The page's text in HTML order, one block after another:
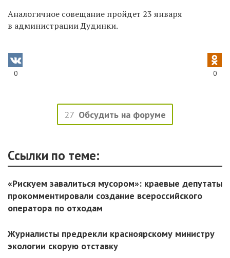
Аналогичное совещание пройдет 23 января
в администрации Дудинки.
0 0
27 Обсудить на форуме
Ссылки по теме:
«Рискуем завалиться мусором»: краевые депутаты
прокомментировали создание всероссийского
оператора по отходам
Журналисты предрекли красноярскому министру
экологии скорую отставку